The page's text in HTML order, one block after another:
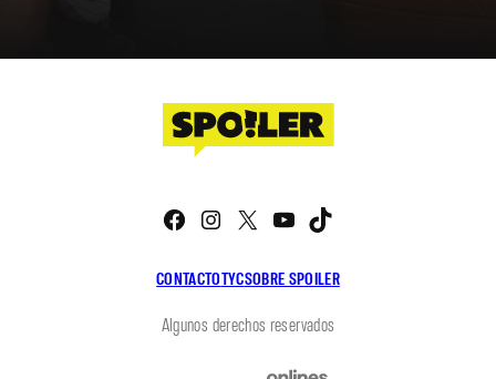
CONTACTOTYCSOBRE SPOILER
Facebook
Instagram
X YouTube
Algunos derechos reservados